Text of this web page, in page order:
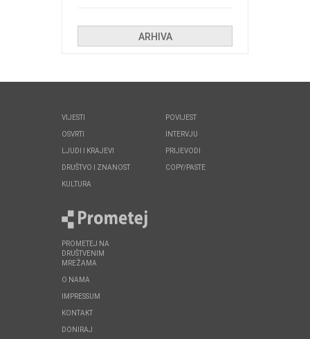
ARHIVA
VIJESTI
OSVRTI
LJUDI I KRAJEVI
DRUŠTVO I ZNANOST
KULTURA
POVIJEST
INTERVJU
PRIJEVODI
COPY/PASTE
PROMETEJ NA
DRUŠTVENIM
MREŽAMA
O NAMA
IMPRESSUM
KONTAKT
DONIRAJ